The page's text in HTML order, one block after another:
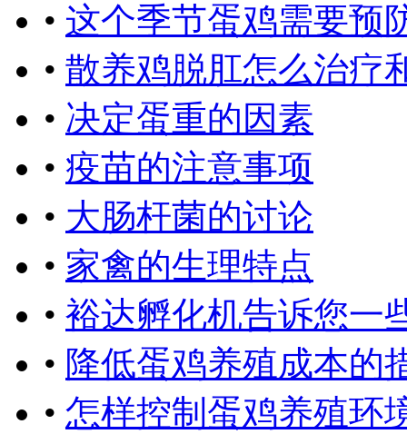
• 这个季节蛋鸡需要预
• 散养鸡脱肛怎么治疗
• 决定蛋重的因素
• 疫苗的注意事项
• 大肠杆菌的讨论
• 家禽的生理特点
• 裕达孵化机告诉您一
• 降低蛋鸡养殖成本的
• 怎样控制蛋鸡养殖环